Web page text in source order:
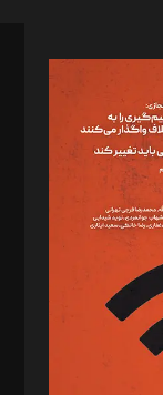
سروش کرمیان،
فتحی